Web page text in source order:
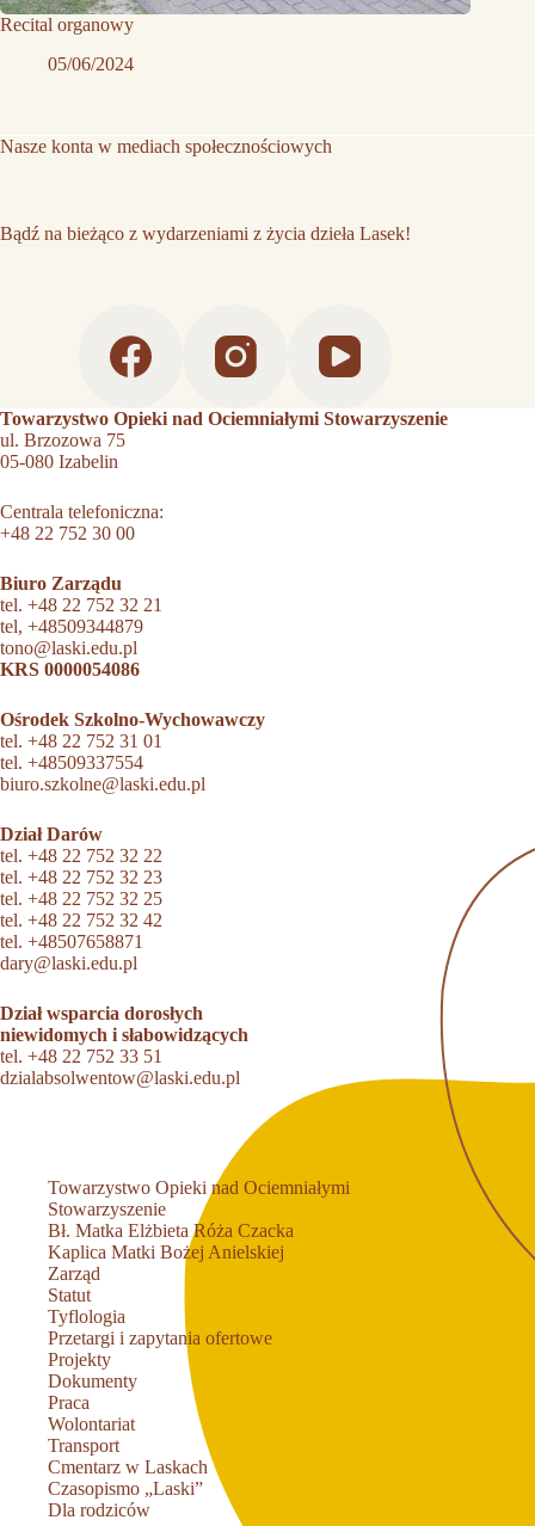
Recital organowy
05/06/2024
Nasze konta w mediach społecznościowych
Bądź na bieżąco z wydarzeniami z życia dzieła Lasek!
Towarzystwo Opieki nad Ociemniałymi Stowarzyszenie
ul. Brzozowa 75
05-080 Izabelin
Centrala telefoniczna:
+48 22 752 30 00
Biuro Zarządu
tel. +48 22 752 32 21
tel, +48509344879
tono@laski.edu.pl
KRS 0000054086
Ośrodek Szkolno-Wychowawczy
tel. +48 22 752 31 01
tel. +48509337554
biuro.szkolne@laski.edu.pl
Dział Darów
tel. +48 22 752 32 22
tel. +48 22 752 32 23
tel. +48 22 752 32 25
tel. +48 22 752 32 42
tel. +48507658871
dary@laski.edu.pl
Dział wsparcia dorosłych
niewidomych i słabowidzących
tel. +48 22 752 33 51
dzialabsolwentow@laski.edu.pl
Towarzystwo Opieki nad Ociemniałymi
Stowarzyszenie
Bł. Matka Elżbieta Róża Czacka
Kaplica Matki Bożej Anielskiej
Zarząd
Statut
Tyflologia
Przetargi i zapytania ofertowe
Projekty
Dokumenty
Praca
Wolontariat
Transport
Cmentarz w Laskach
Czasopismo „Laski”
Dla rodziców